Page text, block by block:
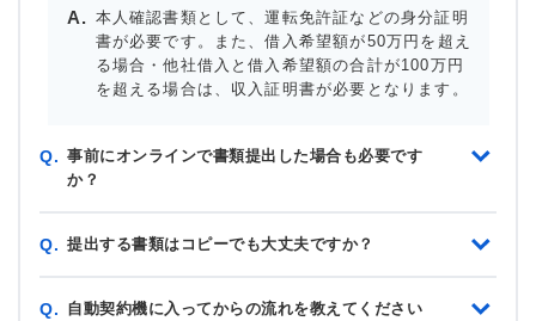
本人確認書類として、運転免許証などの身分証明
書が必要です。また、借入希望額が50万円を超え
る場合・他社借入と借入希望額の合計が100万円
を超える場合は、収入証明書が必要となります。
Q. 事前にオンラインで書類提出した場合も必要です
か？
Q. 提出する書類はコピーでも大丈夫ですか？
Q. 自動契約機に入ってからの流れを教えてください